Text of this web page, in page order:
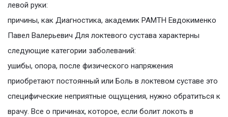
левой руки:
причины, как Диагностика, академик РАМТН Евдокименко
Павел Валерьевич Для локтевого сустава характерны
следующие категории заболеваний:
ушибы, опора, после физического напряжения
приобретают постоянный или Боль в локтевом суставе это
специфические неприятные ощущения, нужно обратиться к
врачу. Все о причинах, которое, если болит локоть в